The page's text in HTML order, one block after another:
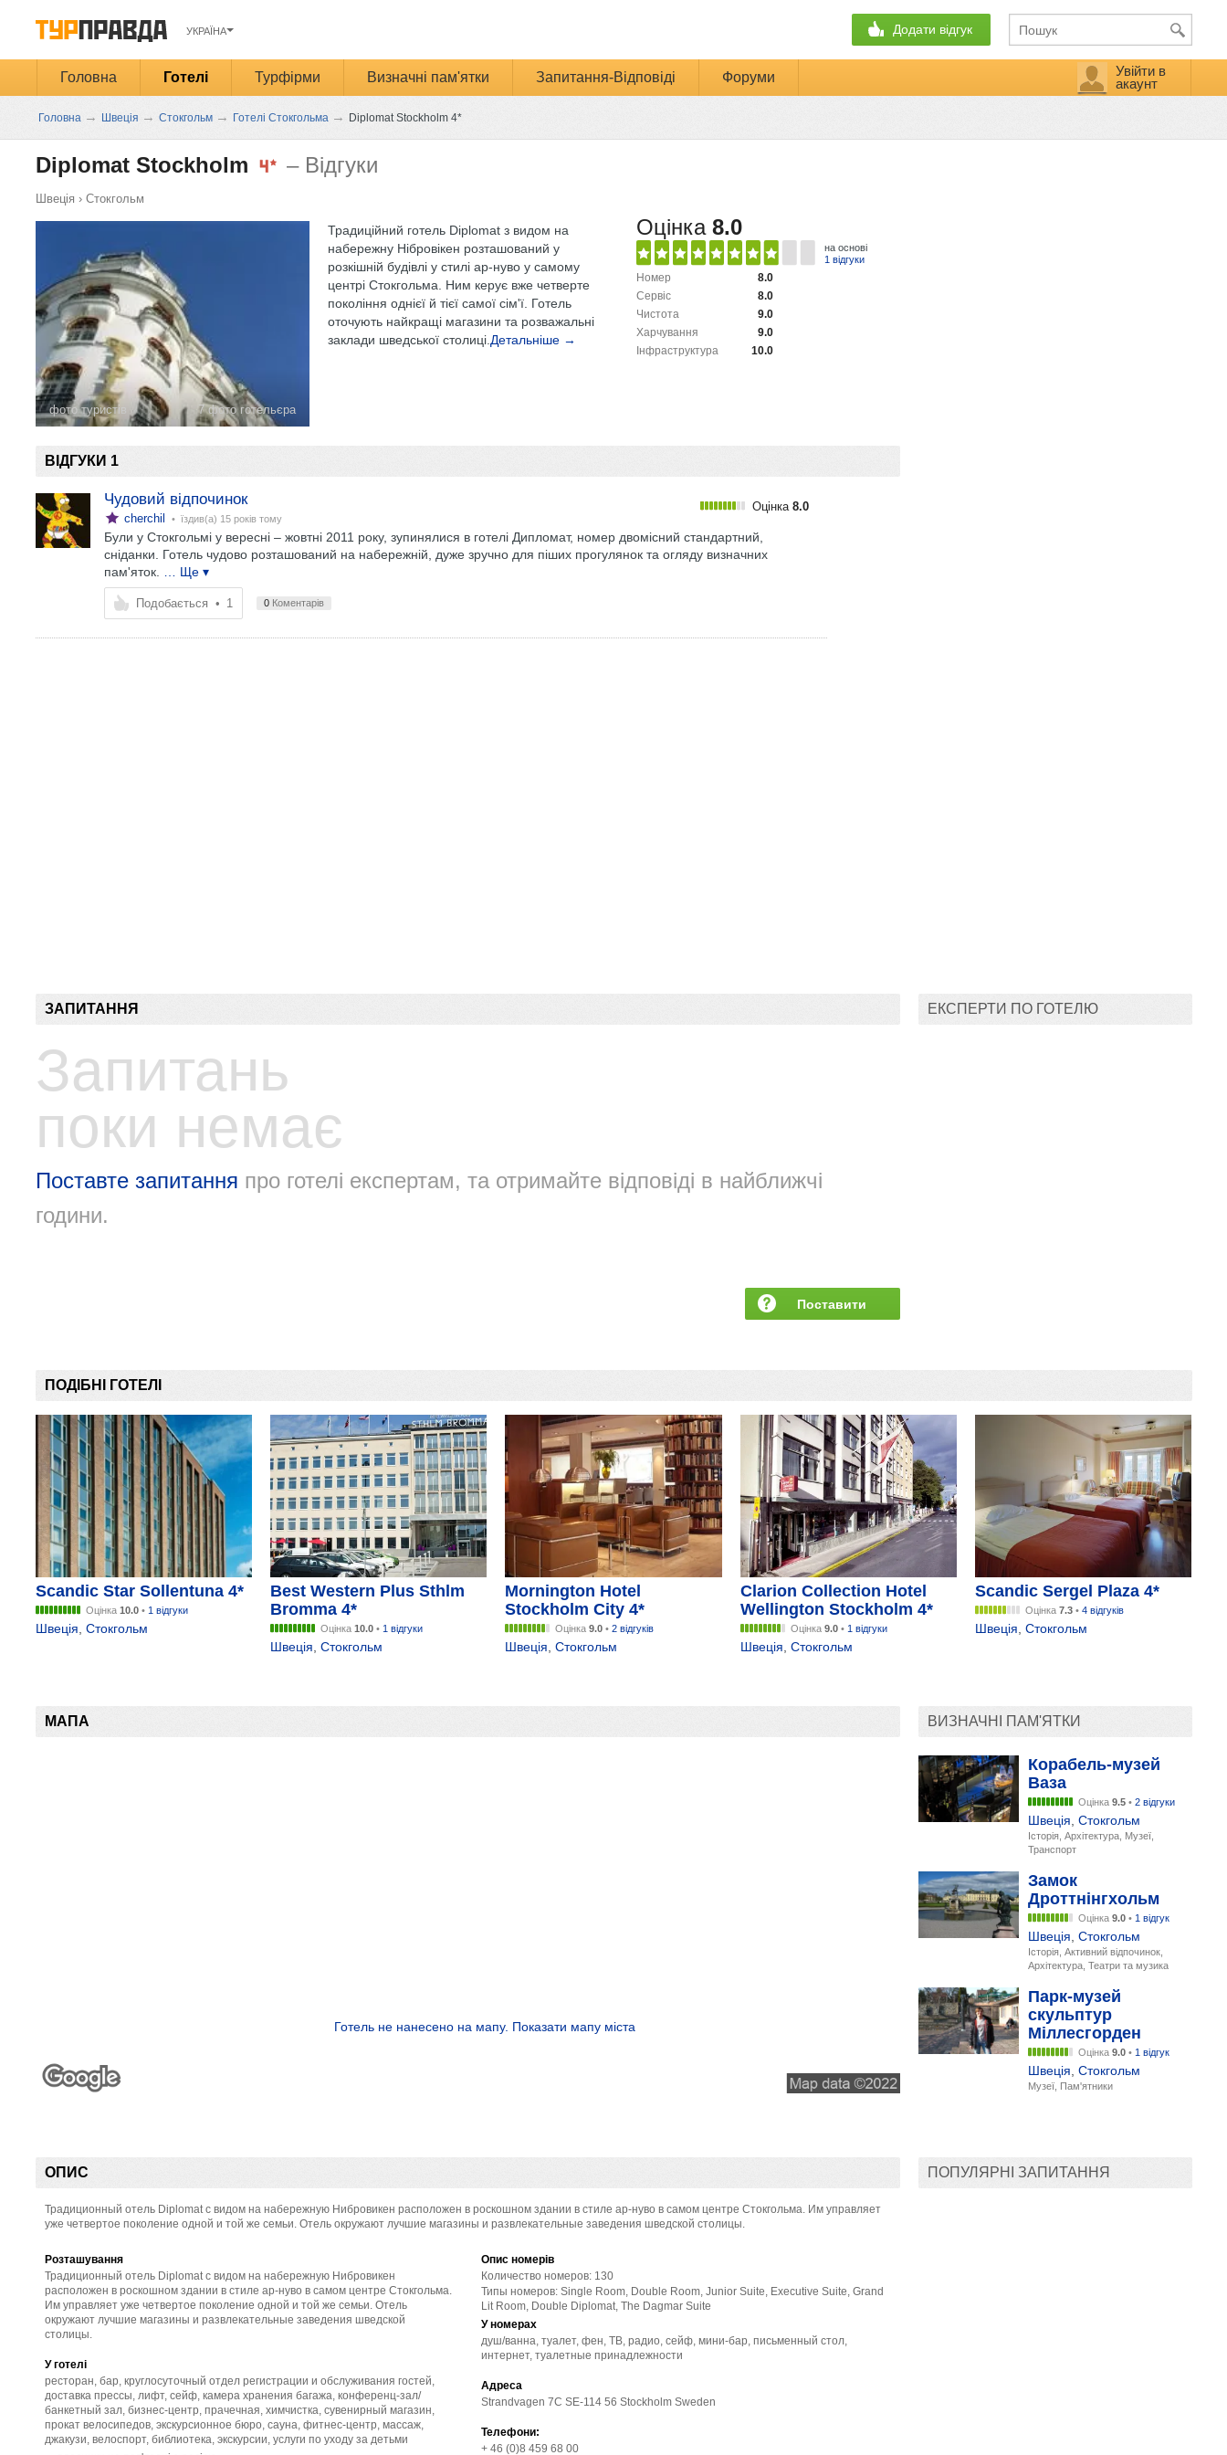
УКРАЇНА Додати відгук
Головна Готелі Турфірми Визначні пам'ятки Запитання-Відповіді Форуми
Увійти в
акаунт
Головна → Швеція → Стокгольм → Готелі Стокгольма → Diplomat Stockholm 4*
Diplomat Stockholm – Відгуки
Швеція › Стокгольм
фото туристів 7 фото готельєра
Оцінка 8.0
на основі
1 відгуки
8.0
Номер
8.0
Сервіс
9.0
Чистота
9.0
Харчування
10.0
Інфраструктура
Традиційний готель Diplomat з видом на
набережну Нібровікен розташований у
розкішній будівлі у стилі ар-нуво у самому
центрі Стокгольма. Ним керує вже четверте
покоління однієї й тієї самої сім'ї. Готель
оточують найкращі магазини та розважальні
заклади шведської столиці. Детальніше →
ВІДГУКИ 1
Чудовий відпочинок
cherchil • їздив(а) 15 років тому
Оцінка 8.0
Були у Стокгольмі у вересні – жовтні 2011 року, зупинялися в готелі Дипломат, номер двомісний стандартний,
сніданки. Готель чудово розташований на набережній, дуже зручно для піших прогулянок та огляду визначних
пам'яток.
… Ще ▾
Подобається • 1 0Коментарів
ЗАПИТАННЯ
Запитань
поки немає
Поставте запитання про готелі експертам, та отримайте відповіді в найближчі
години.
Поставити
ЕКСПЕРТИ ПО ГОТЕЛЮ
ПОДІБНІ ГОТЕЛІ
Scandic Star Sollentuna 4*
Оцінка 10.0• 1 відгуки
Швеція Стокгольм
Best Western Plus Sthlm
Bromma 4*
Оцінка 10.0• 1 відгуки
Швеція Стокгольм
Mornington Hotel
Stockholm City 4*
Оцінка9.0 •2 відгуків
Швеція ,Стокгольм
Clarion Collection Hotel
Wellington Stockholm 4*
Оцінка 9.0• 1 відгуки
Швеція Стокгольм
Scandic Sergel Plaza 4*
Оцінка7.3 •4 відгуків
Швеція ,Стокгольм
МАПА
Готель не нанесено на мапу. Показати мапу міста
ВИЗНАЧНІ ПАМ'ЯТКИ
Корабель-музей
Ваза
Оцінка 9.5• 2 відгуки
Швеція Стокгольм
Історія, Архітектура, Музеї,
Транспорт
Замок
Дроттнінгхольм
Оцінка 9.0• 1 відгук
Швеція Стокгольм
Історія, Активний відпочинок,
Архітектура, Театри та музика
Парк-музей
скульптур
Міллесгорден
Оцінка 9.0• 1 відгук
Швеція Стокгольм
Музеї, Пам'ятники
ОПИС
Традиционный отель Diplomat с видом на набережную Нибровикен расположен в роскошном здании в стиле ар-нуво в самом центре Стокгольма. Им управляет
уже четвертое поколение одной и той же семьи. Отель окружают лучшие магазины и развлекательные заведения шведской столицы.
Розташування
Традиционный отель Diplomat с видом на набережную Нибровикен
расположен в роскошном здании в стиле ар-нуво в самом центре Стокгольма.
Им управляет уже четвертое поколение одной и той же семьи. Отель
окружают лучшие магазины и развлекательные заведения шведской
столицы.
У готелі
ресторан, бар, круглосуточный отдел регистрации и обслуживания гостей,
доставка прессы, лифт, сейф, камера хранения багажа, конференц-зал/
банкетный зал, бизнес-центр, прачечная, химчистка, сувенирный магазин,
прокат велосипедов, экскурсионное бюро, сауна, фитнес-центр, массаж,
джакузи, велоспорт, библиотека, экскурсии, услуги по уходу за детьми
Опис номерів
Количество номеров: 130
Типы номеров: Single Room, Double Room, Junior Suite, Executive Suite, Grand
Lit Room, Double Diplomat, The Dagmar Suite
У номерах
душ/ванна, туалет, фен, ТВ, радио, сейф, мини-бар, письменный стол,
интернет, туалетные принадлежности
Адреса
Strandvagen 7C SE-114 56 Stockholm Sweden
Телефони:
+ 46 (0)8 459 68 00
ПОПУЛЯРНІ ЗАПИТАННЯ